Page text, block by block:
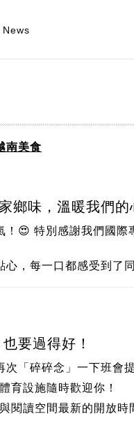
News
南美食
鄉味，溫暖我們
！😍 特別感謝我們 國際
心，每一口都感受到
要過得好！
「碎碎念」一下班會
育設施隨時歡迎你！
閱讀空間最新的開放時